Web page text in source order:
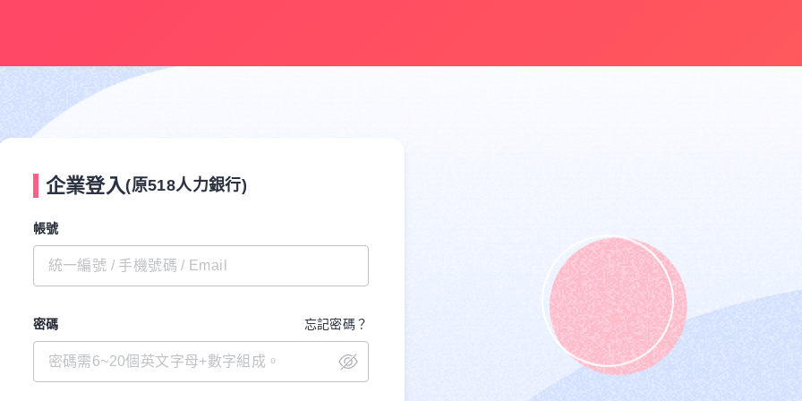
企業登入(原518人力銀行)
帳號
密碼 忘記密碼？